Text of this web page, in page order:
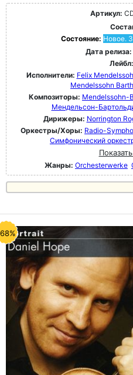
Артикул:
Состояние: Новое.
Дата релиза:
Лейбл:
Исполнители: Felix
Mendelssohn
Композиторы: Mendelssohn-
Мендельсон-
Дирижеры: Norrington
Оркестры/Хоры: Radio-
Симфонический
Жанры: Orchesterwerke